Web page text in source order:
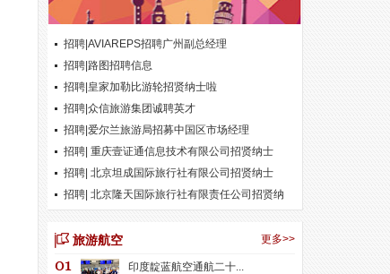
招聘|AVIAREPS招聘广州副总经理
招聘|路图招聘信息
招聘|皇家加勒比游轮招贤纳士啦
招聘|众信旅游集团诚聘英才
招聘|爱尔兰旅游局招募中国区市场经理
招聘| 重庆壹证通信息技术有限公司招贤纳士
招聘| 北京坦成国际旅行社有限公司招贤纳士
招聘| 北京隆天国际旅行社有限责任公司招贤纳
更多>>
旅游航空
印度靛蓝航空通航二十...